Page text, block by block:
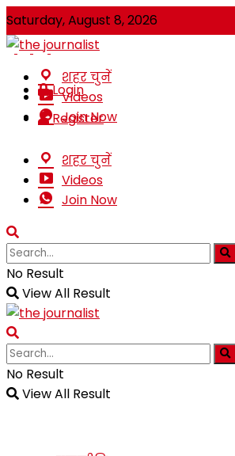
Saturday, August 8, 2026
Login
Register
शहर चुनें
Videos
Join Now
शहर चुनें
Videos
Join Now
No Result
View All Result
No Result
View All Result